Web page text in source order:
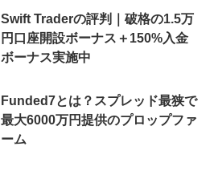
Swift Traderの評判｜破格の1.5万
円口座開設ボーナス＋150%入金
ボーナス実施中
Funded7とは？スプレッド最狭で
最大6000万円提供のプロップファ
ーム